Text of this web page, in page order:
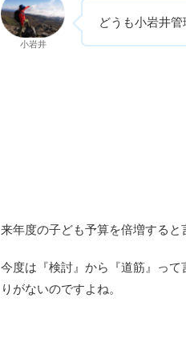
小岩井
どうも小岩井
来年度の子ども予算を倍増する
今度は『検討』から『道筋』っ
りがないのですよね。